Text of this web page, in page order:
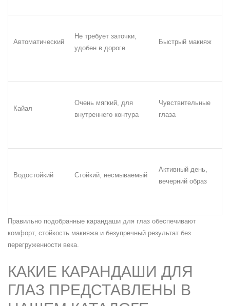
Автоматический
Не требует заточки,
удобен в дороге
Быстрый макияж
Кайал
Очень мягкий, для
внутреннего контура
Чувствительные
глаза
Водостойкий Стойкий, несмываемый
Активный день,
вечерний образ
Правильно подобранные карандаши для глаз обеспечивают
комфорт, стойкость макияжа и безупречный результат без
перегруженности века.
КАКИЕ КАРАНДАШИ ДЛЯ
ГЛАЗ ПРЕДСТАВЛЕНЫ В